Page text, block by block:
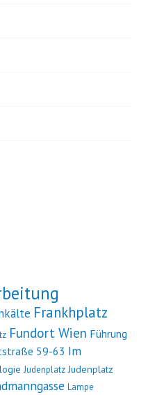
Frankhplatz
Fundort Wien Führung
59-63 Im
Judenplatz Judenplatz
Lampe